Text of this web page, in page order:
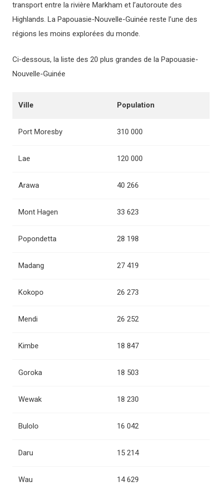
transport entre la rivière Markham et l’autoroute des
Highlands. La Papouasie-Nouvelle-Guinée reste l’une des
régions les moins explorées du monde.
Ci-dessous, la liste des 20 plus grandes de la Papouasie-
Nouvelle-Guinée
Ville Population
Port Moresby 310 000
Lae 120 000
Arawa 40 266
Mont Hagen 33 623
Popondetta 28 198
Madang 27 419
Kokopo 26 273
Mendi 26 252
Kimbe 18 847
Goroka 18 503
Wewak 18 230
Bulolo 16 042
Daru 15 214
Wau 14 629